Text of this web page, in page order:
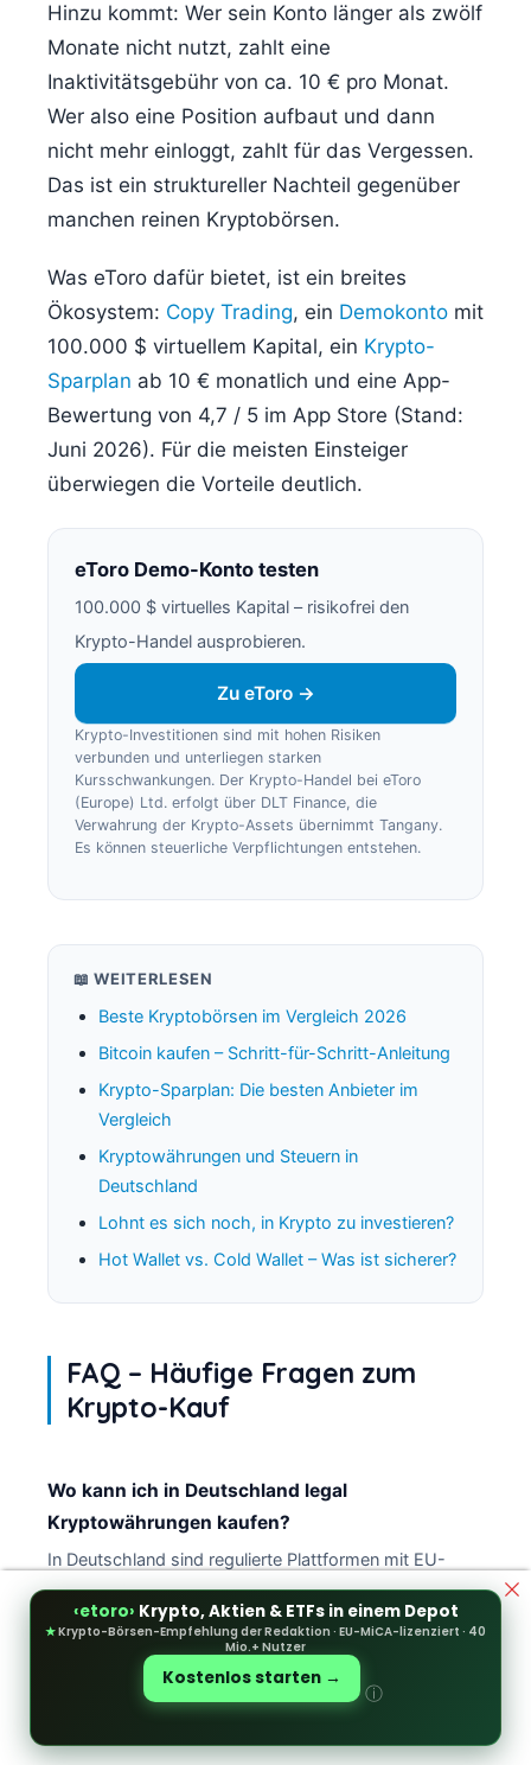
Hinzu kommt: Wer sein Konto länger als zwölf
Monate nicht nutzt, zahlt eine
Inaktivitätsgebühr von ca. 10 € pro Monat.
Wer also eine Position aufbaut und dann
nicht mehr einloggt, zahlt für das Vergessen.
Das ist ein struktureller Nachteil gegenüber
manchen reinen Kryptobörsen.
Was eToro dafür bietet, ist ein breites
Ökosystem: Copy Trading, ein Demokonto mit
100.000 $ virtuellem Kapital, ein Krypto-
Sparplan ab 10 € monatlich und eine App-
Bewertung von 4,7 / 5 im App Store (Stand:
Juni 2026). Für die meisten Einsteiger
überwiegen die Vorteile deutlich.
eToro Demo-Konto testen
100.000 $ virtuelles Kapital – risikofrei den
Krypto-Handel ausprobieren.
Zu eToro →
Krypto-Investitionen sind mit hohen Risiken
verbunden und unterliegen starken
Kursschwankungen. Der Krypto-Handel bei eToro
(Europe) Ltd. erfolgt über DLT Finance, die
Verwahrung der Krypto-Assets übernimmt Tangany.
Es können steuerliche Verpflichtungen entstehen.
📖 WEITERLESEN
Beste Kryptobörsen im Vergleich 2026
Bitcoin kaufen – Schritt-für-Schritt-Anleitung
Krypto-Sparplan: Die besten Anbieter im
Vergleich
Kryptowährungen und Steuern in
Deutschland
Lohnt es sich noch, in Krypto zu investieren?
Hot Wallet vs. Cold Wallet – Was ist sicherer?
FAQ – Häufige Fragen zum
Krypto-Kauf
Wo kann ich in Deutschland legal
Kryptowährungen kaufen?
In Deutschland sind regulierte Plattformen mit EU-
Lizenz (MiCA/CySEC) oder BaFin-Erlaubnis die
sicherste Wahl. Dazu zählen Multi-Asset-Broker wie
eToro sowie regulierte Kryptobörsen. Unregulierte
Offshore-Anbieter sind legal riskant und bieten keinen
Anlegerschutz.
‹etoro› Krypto, Aktien & ETFs in einem Depot
★Krypto-Börsen-Empfehlung der Redaktion · EU-MiCA-lizenziert · 40
Mio.+ Nutzer
Kostenlos starten →
ⓘ